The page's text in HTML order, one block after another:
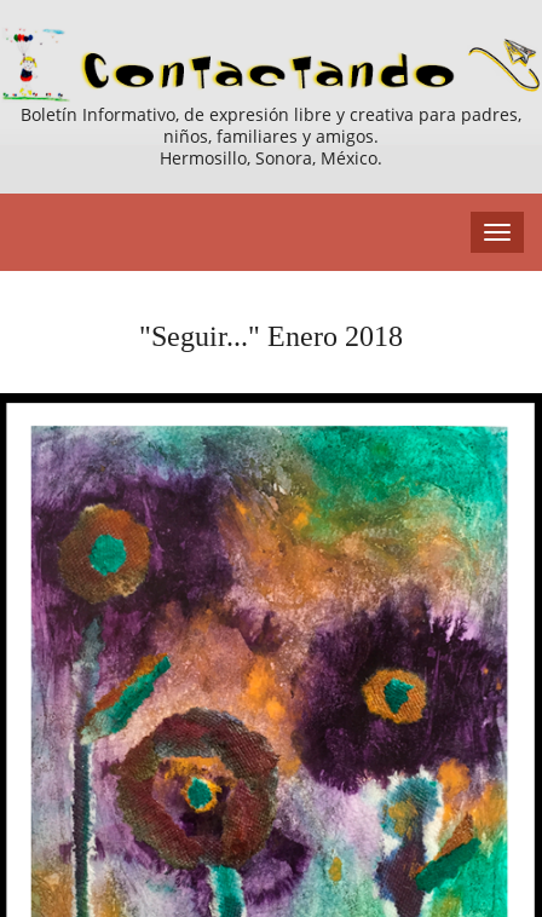
Boletín Informativo, de expresión libre y creativa para padres,
niños, familiares y amigos.
Hermosillo, Sonora, México.
"Seguir..." Enero 2018